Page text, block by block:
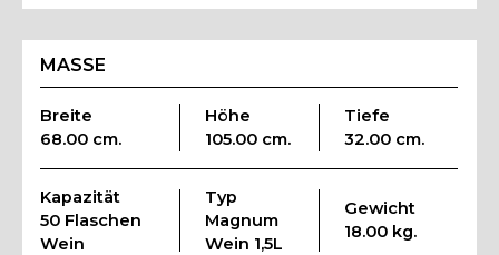
MASSE
Breite
68.00 cm.
Höhe
105.00 cm.
Tiefe
32.00 cm.
Kapazität
50 Flaschen
Wein
Typ
Magnum
Wein 1,5L
Gewicht
18.00 kg.